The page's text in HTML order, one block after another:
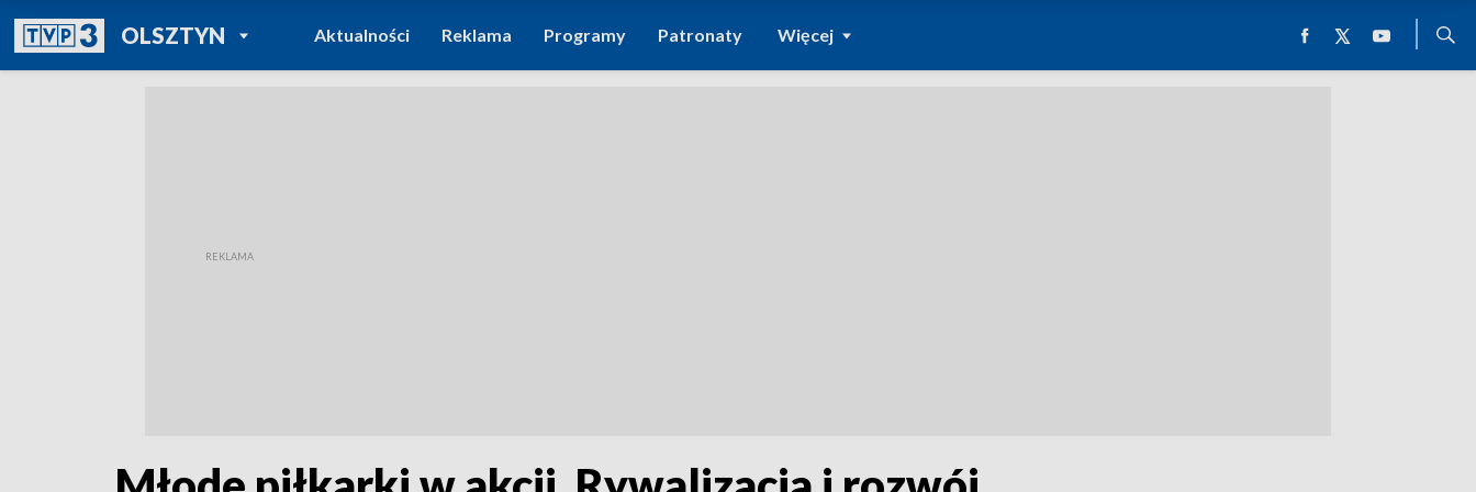
OLSZTYNPOWRÓT DO
TVP REGIONY
Aktualności Reklama Programy Patronaty Więcej